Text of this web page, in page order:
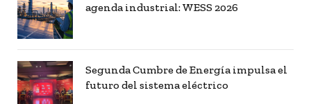
agenda industrial: WESS 2026
Segunda Cumbre de Energía impulsa el
futuro del sistema eléctrico